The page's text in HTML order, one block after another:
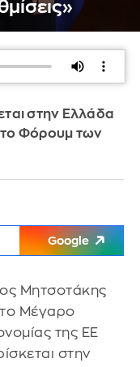
στην Ελλάδα
Φόρουμ των
Google
Μητσοτάκης
Μέγαρο
της ΕΕ
στην